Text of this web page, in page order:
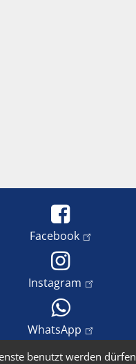
Facebook
Instagram
WhatsApp
benutzt werden dürfen